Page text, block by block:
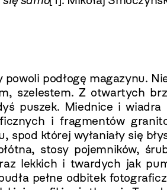
podłogę magazynu.
szelestem. Z otwartych
puszek. Miednice i wiadra
i fragmentów
której wyłaniały się
stosy pojemników,
lekkich i twardych jak
pełne odbitek